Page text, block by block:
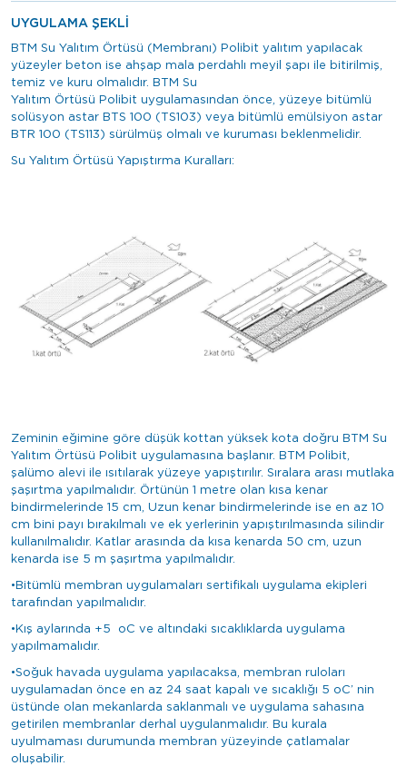
UYGULAMA ŞEKLİ
BTM Su Yalıtım Örtüsü (Membranı) Polibit yalıtım yapılacak
yüzeyler beton ise ahşap mala perdahlı meyil şapı ile bitirilmiş,
temiz ve kuru olmalıdır. BTM Su
Yalıtım Örtüsü Polibit uygulamasından önce, yüzeye bitümlü
solüsyon astar BTS 100 (TS103) veya bitümlü emülsiyon astar
BTR 100 (TS113) sürülmüş olmalı ve kuruması beklenmelidir.
Su Yalıtım Örtüsü Yapıştırma Kuralları:
Zeminin eğimine göre düşük kottan yüksek kota doğru BTM Su
Yalıtım Örtüsü Polibit uygulamasına başlanır. BTM Polibit,
şalümo alevi ile ısıtılarak yüzeye yapıştırılır. Sıralara arası mutlaka
şaşırtma yapılmalıdır. Örtünün 1 metre olan kısa kenar
bindirmelerinde 15 cm, Uzun kenar bindirmelerinde ise en az 10
cm bini payı bırakılmalı ve ek yerlerinin yapıştırılmasında silindir
kullanılmalıdır. Katlar arasında da kısa kenarda 50 cm, uzun
kenarda ise 5 m şaşırtma yapılmalıdır.
•Bitümlü membran uygulamaları sertifikalı uygulama ekipleri
tarafından yapılmalıdır.
•Kış aylarında +5 oC ve altındaki sıcaklıklarda uygulama
yapılmamalıdır.
•Soğuk havada uygulama yapılacaksa, membran ruloları
uygulamadan önce en az 24 saat kapalı ve sıcaklığı 5 oC’ nin
üstünde olan mekanlarda saklanmalı ve uygulama sahasına
getirilen membranlar derhal uygulanmalıdır. Bu kurala
uyulmaması durumunda membran yüzeyinde çatlamalar
oluşabilir.